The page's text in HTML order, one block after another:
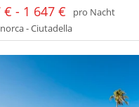
€ - 1 647 €
pro Nacht
- Ciutadella